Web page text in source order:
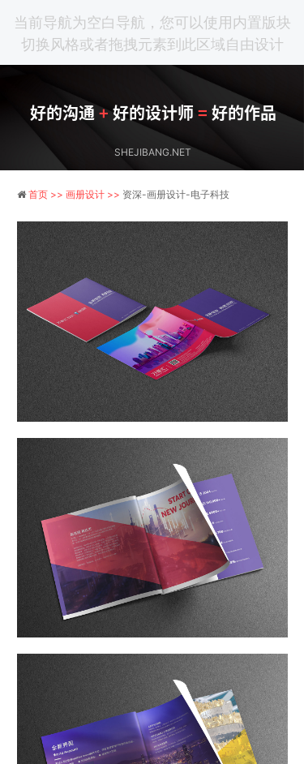
当前导航为空白导航，您可以使用内置版块
切换风格或者拖拽元素到此区域自由设计
好的沟通+好的设计师 = 好的作品
SHEJIBANG.NET
首页 >> 画册设计 >> 资深-画册设计-电子科技